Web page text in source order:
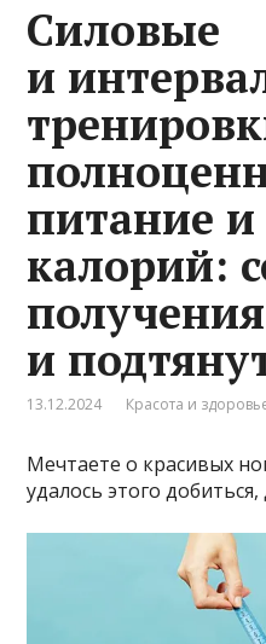
Силовые
и
питание
калорий:
и
13.12.2024 Красота и
Мечтаете о красивых
удалось этого